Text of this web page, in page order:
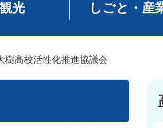
観光 しごと・産
樹高校活性化推進協議会